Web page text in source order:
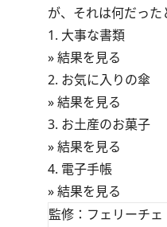
が、それは何だった
1. 大事な書類
» 結果を見る
2. お気に入りの傘
» 結果を見る
3. お土産のお菓子
» 結果を見る
4. 電子手帳
» 結果を見る
監修：フェリーチェ